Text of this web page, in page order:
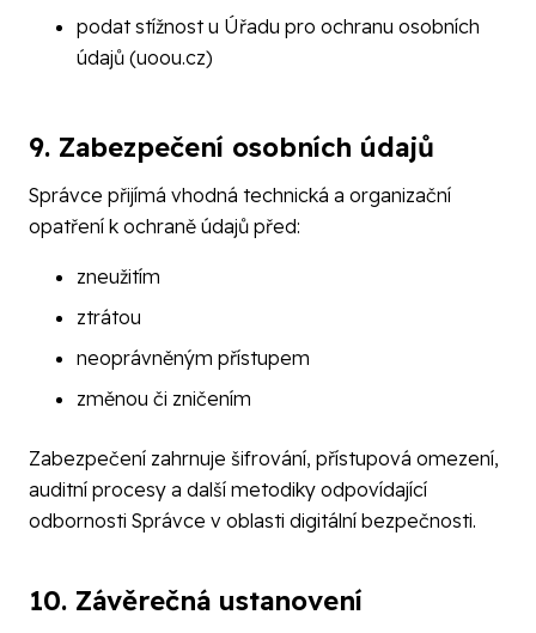
podat stížnost u Úřadu pro ochranu osobních
údajů (uoou.cz)
9. Zabezpečení osobních údajů
Správce přijímá vhodná technická a organizační
opatření k ochraně údajů před:
zneužitím
ztrátou
neoprávněným přístupem
změnou či zničením
Zabezpečení zahrnuje šifrování, přístupová omezení,
auditní procesy a další metodiky odpovídající
odbornosti Správce v oblasti digitální bezpečnosti.
10. Závěrečná ustanovení